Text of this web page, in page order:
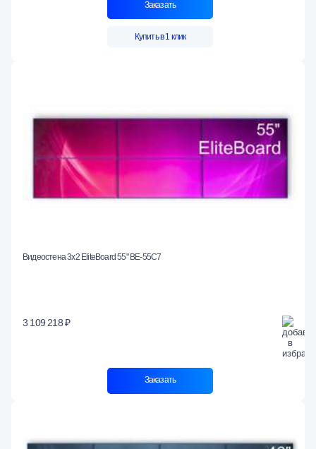
Заказать
Купить в 1 клик
Видеостена 3x2 EliteBoard 55" BE-55C7
3 109 218 ₽
Заказать